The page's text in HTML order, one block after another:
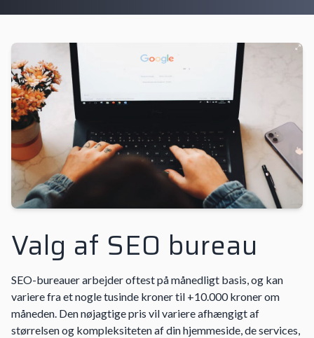
Valg af SEO bureau
SEO-bureauer arbejder oftest på månedligt basis, og kan
variere fra et nogle tusinde kroner til +10.000 kroner om
måneden. Den nøjagtige pris vil variere afhængigt af
størrelsen og kompleksiteten af din hjemmeside, de services,